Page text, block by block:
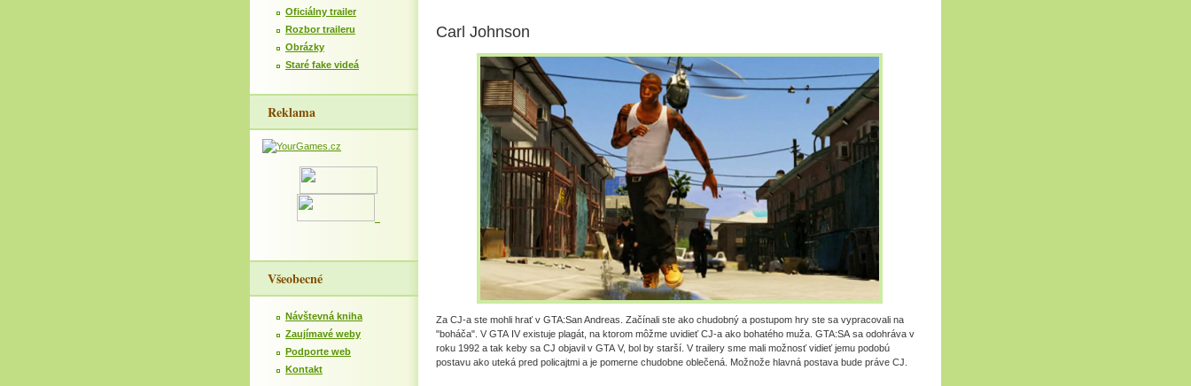
Oficiálny trailer
Rozbor traileru
Obrázky
Staré fake videá
Reklama
Všeobecné
Návštevná kniha
Zaujímavé weby
Podporte web
Kontakt
Carl Johnson
Za CJ-a ste mohli hrať v GTA:San Andreas. Začínali ste ako chudobný a postupom hry ste sa vypracovali na
"boháča". V GTA IV existuje plagát, na ktorom môžme uvidieť CJ-a ako bohatého muža. GTA:SA sa odohráva v
roku 1992 a tak keby sa CJ objavil v GTA V, bol by starší. V trailery sme mali možnosť vidieť jemu podobú
postavu ako uteká pred policajtmi a je pomerne chudobne oblečená. Možnože hlavná postava bude práve CJ.